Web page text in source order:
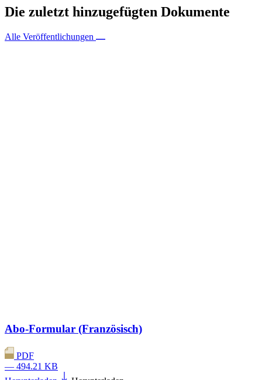
Die zuletzt hinzugefügten Dokumente
Alle Veröffentlichungen
Abo-Formular (Französisch)
PDF
— 494.21 KB